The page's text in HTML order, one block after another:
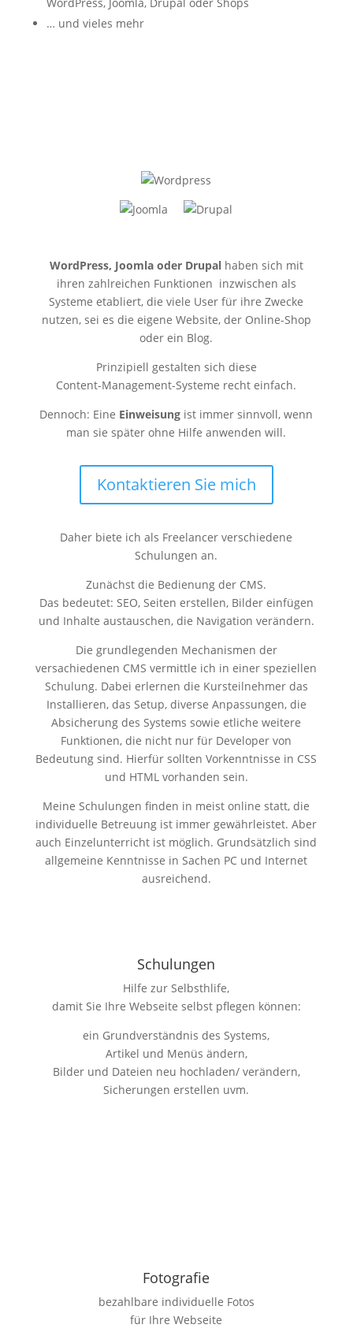
… und vieles mehr
WordPress, Joomla oder Drupalhaben sich mit
ihren zahlreichen Funktionen inzwischen als
Systeme etabliert, die viele User für ihre Zwecke
nutzen, sei es die eigene Website, der Online-Shop
oder ein Blog.
Prinzipiell gestalten sich diese
Content-Management-Systeme recht einfach.
Dennoch: Eine Einweisung ist immer sinnvoll, wenn
man sie später ohne Hilfe anwenden will.
Kontaktieren Sie mich
Daher biete ich als Freelancer verschiedene
Schulungen an.
Zunächst die Bedienung der CMS.
Das bedeutet: SEO, Seiten erstellen, Bilder einfügen
und Inhalte austauschen, die Navigation verändern.
Die grundlegenden Mechanismen der
versachiedenen CMS vermittle ich in einer speziellen
Schulung. Dabei erlernen die Kursteilnehmer das
Installieren, das Setup, diverse Anpassungen, die
Absicherung des Systems sowie etliche weitere
Funktionen, die nicht nur für Developer von
Bedeutung sind. Hierfür sollten Vorkenntnisse in CSS
und HTML vorhanden sein.
Meine Schulungen finden in meist online statt, die
individuelle Betreuung ist immer gewährleistet. Aber
auch Einzelunterricht ist möglich. Grundsätzlich sind
allgemeine Kenntnisse in Sachen PC und Internet
ausreichend.
Schulungen
Hilfe zur Selbsthlife,
damit Sie Ihre Webseite selbst pflegen können:
ein Grundverständnis des Systems,
Artikel und Menüs ändern,
Bilder und Dateien neu hochladen/ verändern,
Sicherungen erstellen uvm.
Fotografie
bezahlbare individuelle Fotos
für Ihre Webseite